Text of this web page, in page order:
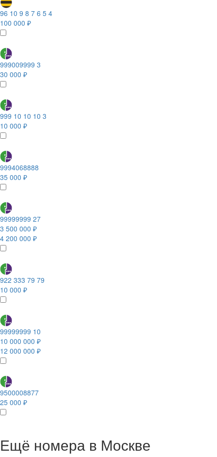
96 10 9 8 7 6 5 4
100 000 ₽
999009999 3
30 000 ₽
999 10 10 10 3
10 000 ₽
9994068888
35 000 ₽
99999999 27
3 500 000 ₽
4 200 000 ₽
922 333 79 79
10 000 ₽
99999999 10
10 000 000 ₽
12 000 000 ₽
9500008877
25 000 ₽
Ещё номера в Москве